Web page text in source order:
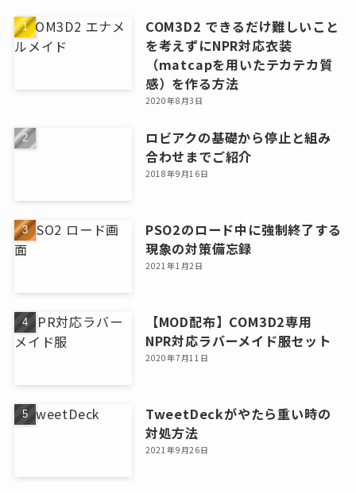
COM3D2 できるだけ難しいこと
を考えずにNPR対応衣装
（matcapを用いたテカテカ質
感）を作る方法
2020年8月3日
ロビアクの基礎から停止と組み
合わせまでご紹介
2018年9月16日
PSO2のロード中に強制終了する
現象の対策備忘録
2021年1月2日
【MOD配布】COM3D2専用
NPR対応ラバーメイド服セット
2020年7月11日
TweetDeckがやたら重い時の
対処方法
2021年9月26日